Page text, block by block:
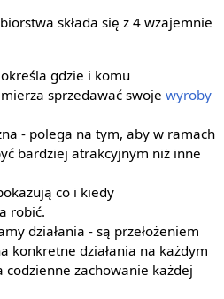
składa się z 4 wzajemnie
gdzie i komu
sprzedawać swojewyroby
- polega na tym, aby w ramach
bardziej atrakcyjnym niż inne
co i kiedy
robić.
działania - są przełożeniem
konkretne działania na każdym
codzienne zachowanie każdej